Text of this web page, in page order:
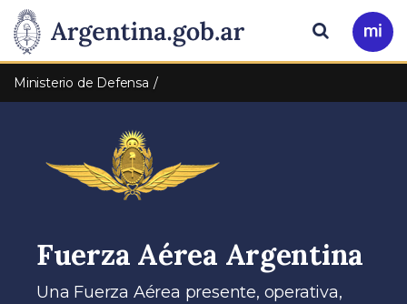
Presidencia
de
Nación
Pasar al contenido principal
Ir
a
Buscar
Ministerio de Defensa
Fuerza Aérea Argentina
Una Fuerza Aérea presente, operativa,